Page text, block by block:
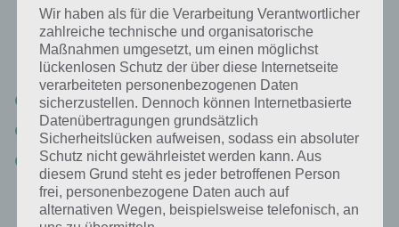
Wir werden nachfolgende Liste an Missionen stetig erweitern. Schaut
also später nochmal vorbei. Hier unsere bisherige Liste:
Suchen & Zerstören: zerstöre den Lautsprecher in der Nähe
Operationen: Führe verschiedene zeitbasierte Aktionen aus
Power-run: Stromgenerator mit Benzin füllen
Hierbei muss man schnell sein, denn mit der Zeit sinkt das Benzin
wieder. Hier heißt es schnell die Benzinkanister finden und die
Mission abschließen.
Wir haben als für die Verarbeitung Verantwortlicher
zahlreiche technische und organisatorische
Maßnahmen umgesetzt, um einen möglichst
lückenlosen Schutz der über diese Internetseite
verarbeiteten personenbezogenen Daten
sicherzustellen. Dennoch können Internetbasierte
Datenübertragungen grundsätzlich
Sicherheitslücken aufweisen, sodass ein absoluter
Schutz nicht gewährleistet werden kann. Aus
diesem Grund steht es jeder betroffenen Person
frei, personenbezogene Daten auch auf
alternativen Wegen, beispielsweise telefonisch, an